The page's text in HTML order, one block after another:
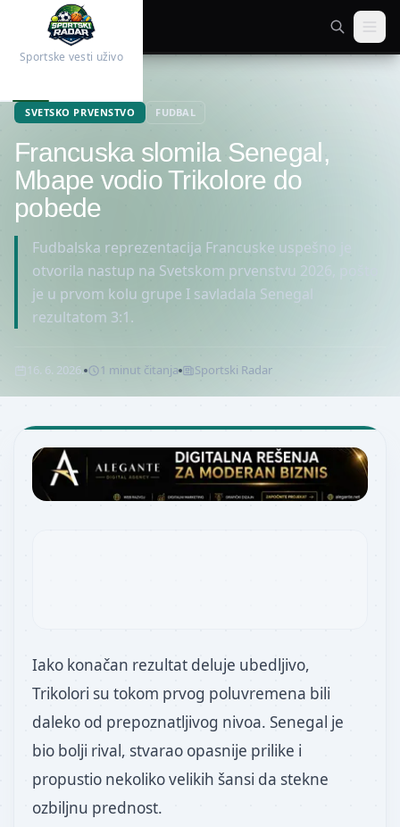
Sportske vesti uživo
SVETSKO PRVENSTVO FUDBAL
Francuska slomila Senegal,
Mbape vodio Trikolore do
pobede
Fudbalska reprezentacija Francuske uspešno je
otvorila nastup na Svetskom prvenstvu 2026, pošto
je u prvom kolu grupe I savladala Senegal
rezultatom 3:1.
16. 6. 2026. 1 minut čitanja Sportski Radar
Iako konačan rezultat deluje ubedljivo,
Trikolori su tokom prvog poluvremena bili
daleko od prepoznatljivog nivoa. Senegal je
bio bolji rival, stvarao opasnije prilike i
propustio nekoliko velikih šansi da stekne
ozbiljnu prednost.